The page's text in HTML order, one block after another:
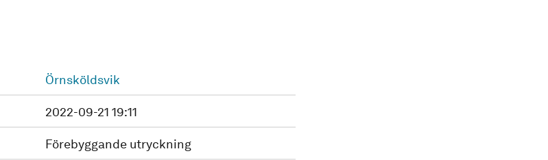
Örnsköldsvik
2022-09-21 19:11
Förebyggande utryckning